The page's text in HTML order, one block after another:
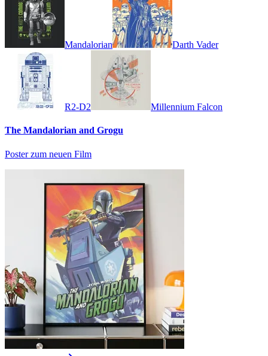
Mandalorian Darth Vader
R2-D2 Millennium Falcon
The Mandalorian and Grogu
Poster zum neuen Film